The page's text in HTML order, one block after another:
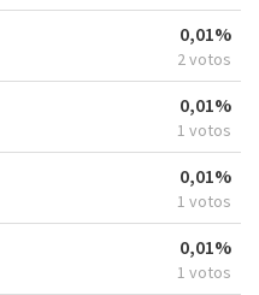
0,01%
2 votos
0,01%
1 votos
0,01%
1 votos
0,01%
1 votos